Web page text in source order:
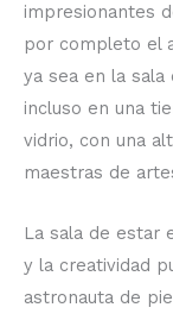
impresionantes
por completo el
ya sea en la
incluso en una
vidrio, con una
maestras de
La sala de estar
y la creatividad
astronauta de